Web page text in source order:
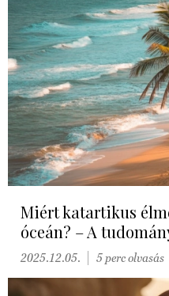
Miért katartikus
óceán? – A
2025.12.05. 5 perc olvasás